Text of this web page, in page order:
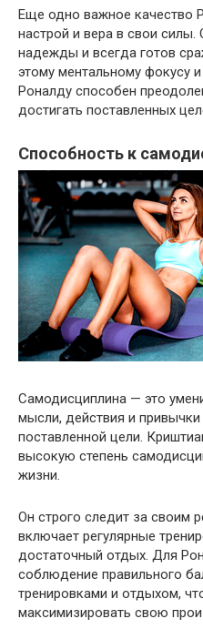
Еще одно важное качество
настрой и вера в свои силы.
надежды и всегда готов
этому ментальному фокусу
Роналду способен
достигать поставленных
Способность к
Самодисциплина — это
мысли, действия и
поставленной цели.
высокую степень
жизни.
Он строго следит за своим
включает регулярные
достаточный отдых. Для
соблюдение правильного
тренировками и отдыхом,
максимизировать свою